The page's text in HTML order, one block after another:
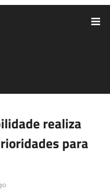
realiza
para